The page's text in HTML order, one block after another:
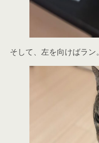
そして、左を向けばラン。